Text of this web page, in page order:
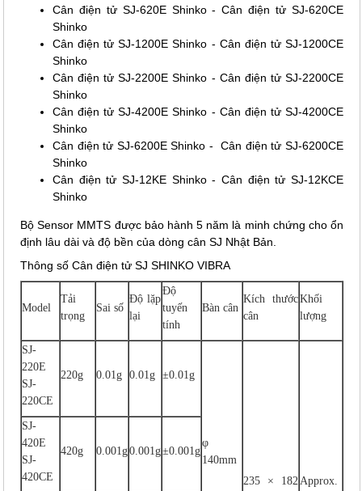
Cân điện tử SJ-620E Shinko - Cân điện tử SJ-620CE
Shinko
Cân điện tử SJ-1200E Shinko - Cân điện tử SJ-1200CE
Shinko
Cân điện tử SJ-2200E Shinko - Cân điện tử SJ-2200CE
Shinko
Cân điện tử SJ-4200E Shinko - Cân điện tử SJ-4200CE
Shinko
Cân điện tử SJ-6200E Shinko - Cân điện tử SJ-6200CE
Shinko
Cân điện tử SJ-12KE Shinko - Cân điện tử SJ-12KCE
Shinko
Bộ Sensor MMTS được bảo hành 5 năm là minh chứng cho ổn
định lâu dài và độ bền của dòng cân SJ Nhật Bản.
Thông số Cân điện tử SJ SHINKO VIBRA
Model
Tải
trọng
Sai số
Độ lặp
lại
Độ
tuyến
tính
Bàn cân
Kích thước
cân
Khối
lượng
SJ-
220E
SJ-
220CE
220g 0.01g 0.01g ±0.01g
φ
140mm
235 × 182Approx.
SJ-
420E
SJ-
420CE
420g 0.001g0.001g±0.001g